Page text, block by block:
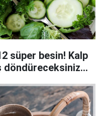
süper besin! Kalp
döndüreceksiniz...